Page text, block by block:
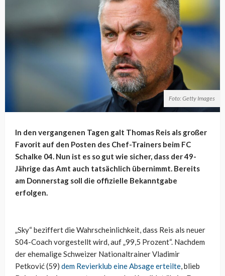
Foto: Getty Images
In den vergangenen Tagen galt Thomas Reis als großer
Favorit auf den Posten des Chef-Trainers beim FC
Schalke 04. Nun ist es so gut wie sicher, dass der 49-
Jährige das Amt auch tatsächlich übernimmt. Bereits
am Donnerstag soll die offizielle Bekanntgabe
erfolgen.
„Sky“ beziffert die Wahrscheinlichkeit, dass Reis als neuer
S04-Coach vorgestellt wird, auf „99,5 Prozent“. Nachdem
der ehemalige Schweizer Nationaltrainer Vladimir
Petković (59) dem Revierklub eine Absage erteilte, blieb